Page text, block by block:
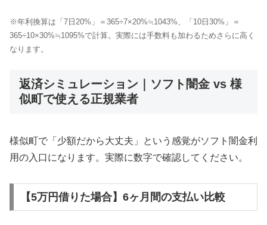
※年利換算は「7日20%」＝365÷7×20%≒1043%、「10日30%」＝
365÷10×30%≒1095%で計算。実際には手数料も加わるためさらに高く
なります。
返済シミュレーション｜ソフト闇金 vs 様
似町で使える正規業者
様似町で「少額だから大丈夫」という感覚がソフト闇金利
用の入口になります。実際に数字で確認してください。
【5万円借りた場合】6ヶ月間の支払い比較